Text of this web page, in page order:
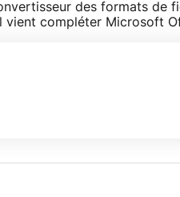
des formats de
vient compléter Microsoft